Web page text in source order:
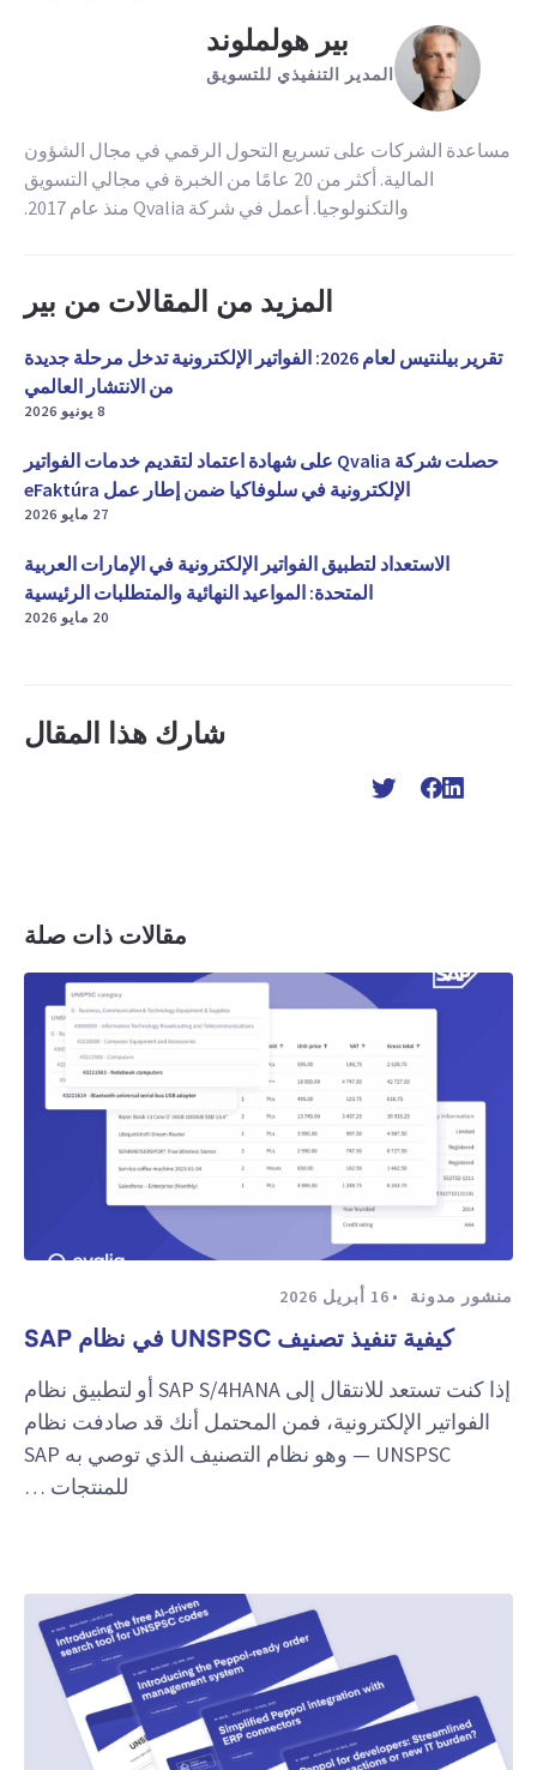
بير هولملوند
المدير التنفيذي للتسويق
مساعدة الشركات على تسريع التحول الرقمي في مجال الشؤون
المالية. أكثر من 20 عامًا من الخبرة في مجالي التسويق
والتكنولوجيا. أعمل في شركة Qvalia منذ عام 2017.
المزيد من المقالات من بير
تقرير بيلنتيس لعام 2026: الفواتير الإلكترونية تدخل مرحلة جديدة
من الانتشار العالمي
8 يونيو 2026
حصلت شركة Qvalia على شهادة اعتماد لتقديم خدمات الفواتير
الإلكترونية في سلوفاكيا ضمن إطار عمل eFaktúra
27 مايو 2026
الاستعداد لتطبيق الفواتير الإلكترونية في الإمارات العربية
المتحدة: المواعيد النهائية والمتطلبات الرئيسية
20 مايو 2026
شارك هذا المقال
مقالات ذات صلة
منشور مدونة 16 أبريل 2026
كيفية تنفيذ تصنيف UNSPSC في نظام SAP
إذا كنت تستعد للانتقال إلى SAP S/4HANA أو لتطبيق نظام
الفواتير الإلكترونية، فمن المحتمل أنك قد صادفت نظام
UNSPSC — وهو نظام التصنيف الذي توصي به SAP
للمنتجات …